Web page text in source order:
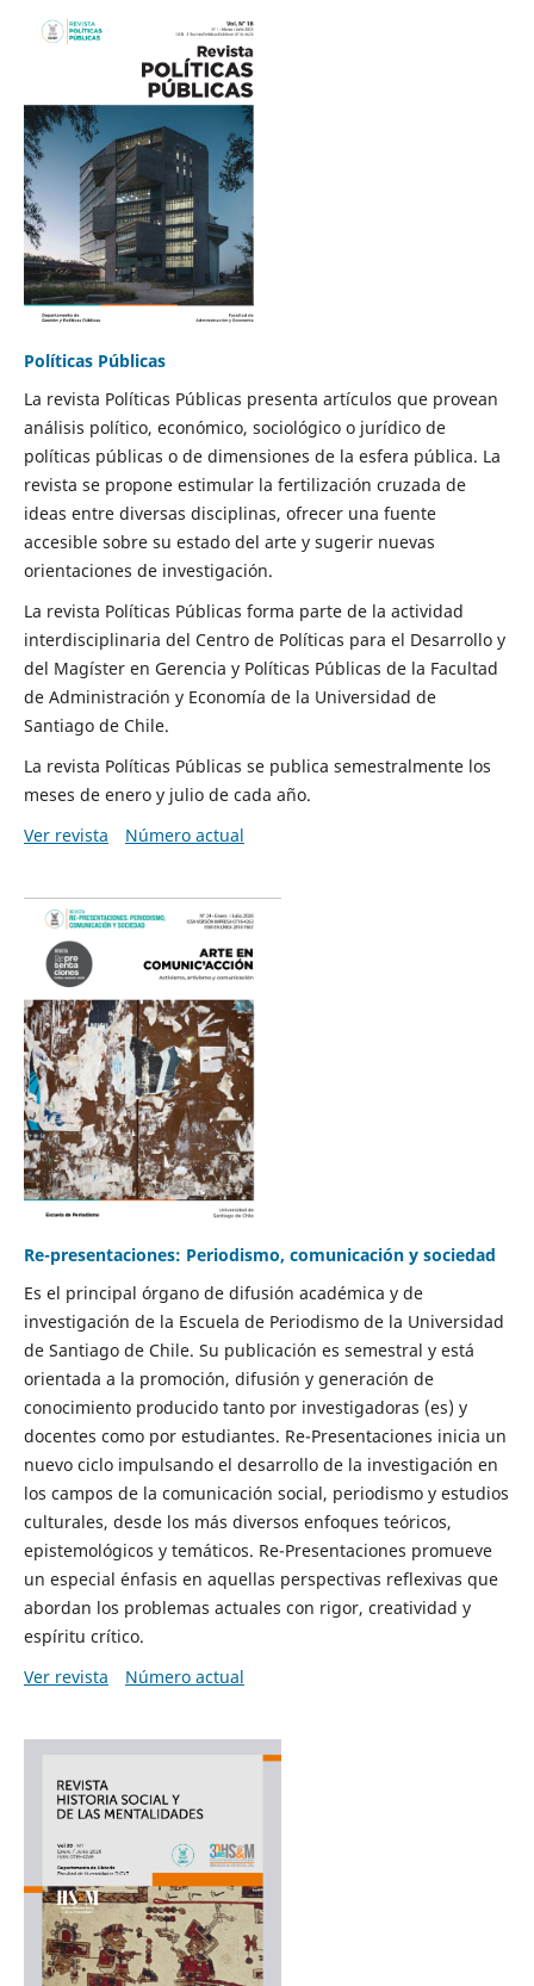
Políticas Públicas
La revista Políticas Públicas presenta artículos que provean
análisis político, económico, sociológico o jurídico de
políticas públicas o de dimensiones de la esfera pública. La
revista se propone estimular la fertilización cruzada de
ideas entre diversas disciplinas, ofrecer una fuente
accesible sobre su estado del arte y sugerir nuevas
orientaciones de investigación.
La revista Políticas Públicas forma parte de la actividad
interdisciplinaria del Centro de Políticas para el Desarrollo y
del Magíster en Gerencia y Políticas Públicas de la Facultad
de Administración y Economía de la Universidad de
Santiago de Chile.
La revista Políticas Públicas se publica semestralmente los
meses de enero y julio de cada año.
Ver revista
Número actual
Re-presentaciones: Periodismo, comunicación y sociedad
Es el principal órgano de difusión académica y de
investigación de la Escuela de Periodismo de la Universidad
de Santiago de Chile. Su publicación es semestral y está
orientada a la promoción, difusión y generación de
conocimiento producido tanto por investigadoras (es) y
docentes como por estudiantes. Re-Presentaciones inicia un
nuevo ciclo impulsando el desarrollo de la investigación en
los campos de la comunicación social, periodismo y estudios
culturales, desde los más diversos enfoques teóricos,
epistemológicos y temáticos. Re-Presentaciones promueve
un especial énfasis en aquellas perspectivas reflexivas que
abordan los problemas actuales con rigor, creatividad y
espíritu crítico.
Ver revista
Número actual